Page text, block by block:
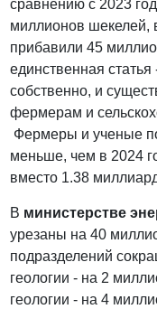
сравнению с 2023
миллионов шекелей,
прибавили 45
единственная
собственно, и
фермерам и
Фермеры и ученые
меньше, чем в 2024
вместо 1.38
В министерстве
урезаны на 40
подразделений
геологии - на 2
геологии - на 4